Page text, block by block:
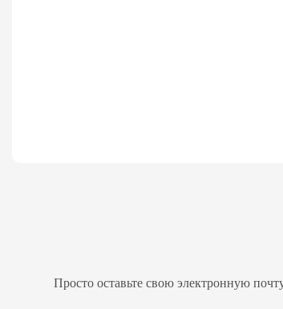
Просто оставьте свою электронную